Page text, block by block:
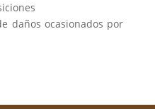
daños ocasionados por